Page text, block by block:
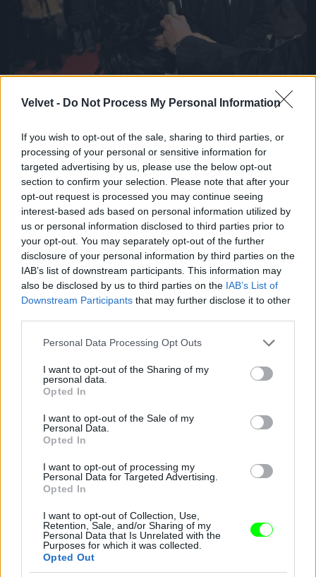
Velvet - Do Not Process My Personal Information
If you wish to opt-out of the sale, sharing to third parties, or
processing of your personal or sensitive information for
targeted advertising by us, please use the below opt-out
section to confirm your selection. Please note that after your
opt-out request is processed you may continue seeing
interest-based ads based on personal information utilized by
us or personal information disclosed to third parties prior to
your opt-out. You may separately opt-out of the further
disclosure of your personal information by third parties on the
IAB’s list of downstream participants. This information may
also be disclosed by us to third parties on the IAB’s List of
Downstream Participants that may further disclose it to other
Please note that this website/app uses one or more Google
not limited to your visit or usage behaviour. You may click to
grant or deny consent to Google and its third-party tags to
use your data for below specified purposes in below Google
consent section.
Personal Data Processing Opt Outs
I want to opt-out of the Sharing of my
personal data.
Opted In
I want to opt-out of the Sale of my
Personal Data.
Opted In
I want to opt-out of processing my
Personal Data for Targeted Advertising.
Opted In
I want to opt-out of Collection, Use,
Retention, Sale, and/or Sharing of my
Personal Data that Is Unrelated with the
Purposes for which it was collected.
Opted Out
Mégis Cavalli